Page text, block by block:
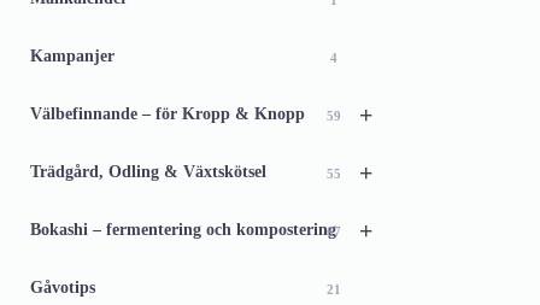
Kampanjer 4
+
Välbefinnande – för Kropp & Knopp 59
+
Trädgård, Odling & Växtskötsel 55
+
Bokashi – fermentering och kompostering
67
Gåvotips 21